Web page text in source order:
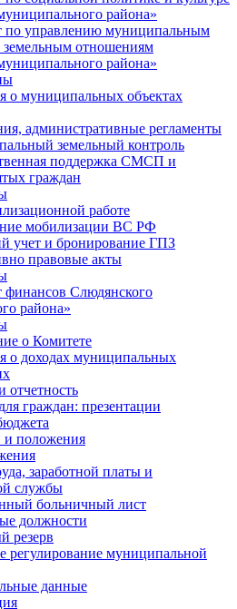
района»
управлению муниципальным
отношениям
района»
о муниципальных объектах
административные регламенты
земельный контроль
поддержка СМСП и
граждан
работе
мобилизации ВС РФ
учет и бронирование ГПЗ
правовые акты
Слюдянского
района»
о Комитете
о доходах муниципальных
отчетность
граждан: презентации
и положения
заработной платы и
службы
больничный лист
должности
резерв
регулирование муниципальной
данные